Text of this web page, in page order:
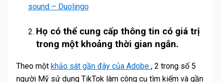
sound – Duolingo
Họ có thể cung cấp thông tin có giá trị
trong một khoảng thời gian ngắn.
Theo một khảo sát gần đây của Adobe , 2 trong số 5
người Mỹ sử dụng TikTok làm công cụ tìm kiếm và gần